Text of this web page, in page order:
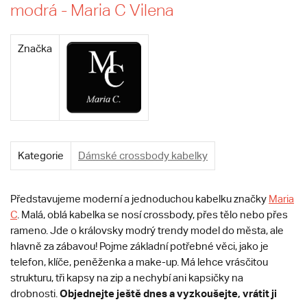
modrá - Maria C Vilena
Značka
Kategorie Dámské crossbody kabelky
Představujeme moderní a jednoduchou kabelku značky Maria
C . Malá, oblá kabelka se nosí crossbody, přes tělo nebo přes
rameno. Jde o královsky modrý trendy model do města, ale
hlavně za zábavou! Pojme základní potřebné věci, jako je
telefon, klíče, peněženka a make-up. Má lehce vrásčitou
strukturu, tři kapsy na zip a nechybí ani kapsičky na
drobnosti. Objednejte ještě dnes a vyzkoušejte, vrátit ji